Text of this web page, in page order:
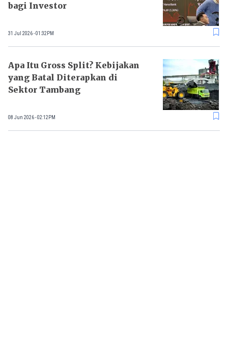
bagi Investor
31 Jul 2026 - 01:32PM
Apa Itu Gross Split? Kebijakan
yang Batal Diterapkan di
Sektor Tambang
08 Jun 2026 - 02:12PM